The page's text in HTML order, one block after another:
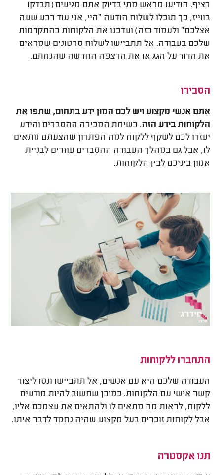
רציף. הודיעו מראש מתי בדיוק אתם מגיעים (תבדקו
בווייז, כך תוכלו לשלוח הודעה "היי, אני עוד רבע שעה
אצלכם" ולעמוד בזה) ועדכנו את הלקוחות בהתקדמות
שלכם בעבודה. אל תתביישו לשלוח סרטונים שמראים
את הדוד על הגג או את הרצפה החדשה שהנחתם.
הסבירו
אתם אנשי מקצוע ויש לכם המון ידע בתחום, שתפו את
הלקוחות בידע הזה. בשיחת המכירה ההסברים והידע
יעזרו לכם לשקף ללקוח למה הפתרון שהצעתם מתאים
לו, אבל גם במהלך העבודה ההסברים עוזרים לבניית
אמון ביניכם לבין הלקוחות.
התחברו ללקוחות
העבודה שלכם היא עם אנשים, אל תתביישו ונסו ליצור
קשר אישי עם הלקוחות. כמובן שחשוב להיות מודעים
ללקוח, לראות מה מתאים לו ולהתאים את עצמכם אליו,
אבל לקוחות זוכרים בעל מקצוע שהיה נחמד לדבר איתו.
תנו אקסטרה